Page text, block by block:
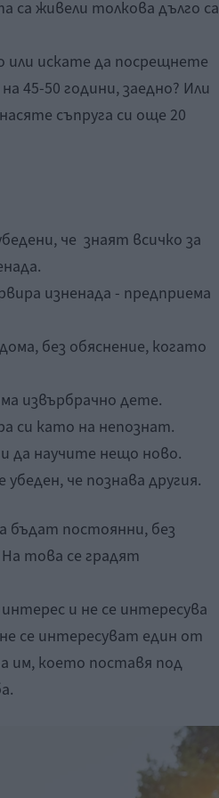
са живели толкова дълго са
или искате да посрещнете
45-50 години, заедно? Или
съпруга си още 20
че знаят всичко за
изненада - предприема
без обяснение, когато
извърбрачно дете.
си като на непознат.
да научите нещо ново.
че познава другия.
бъдат постоянни, без
това се градят
и не се интересува
се интересуват един от
им, което поставя под